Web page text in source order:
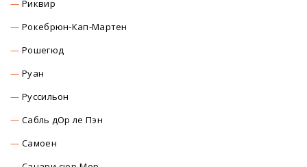
Риквир
Рокебрюн-Кап-Мартен
Рошегюд
Руан
Руссильон
Сабль дОр ле Пэн
Самоен